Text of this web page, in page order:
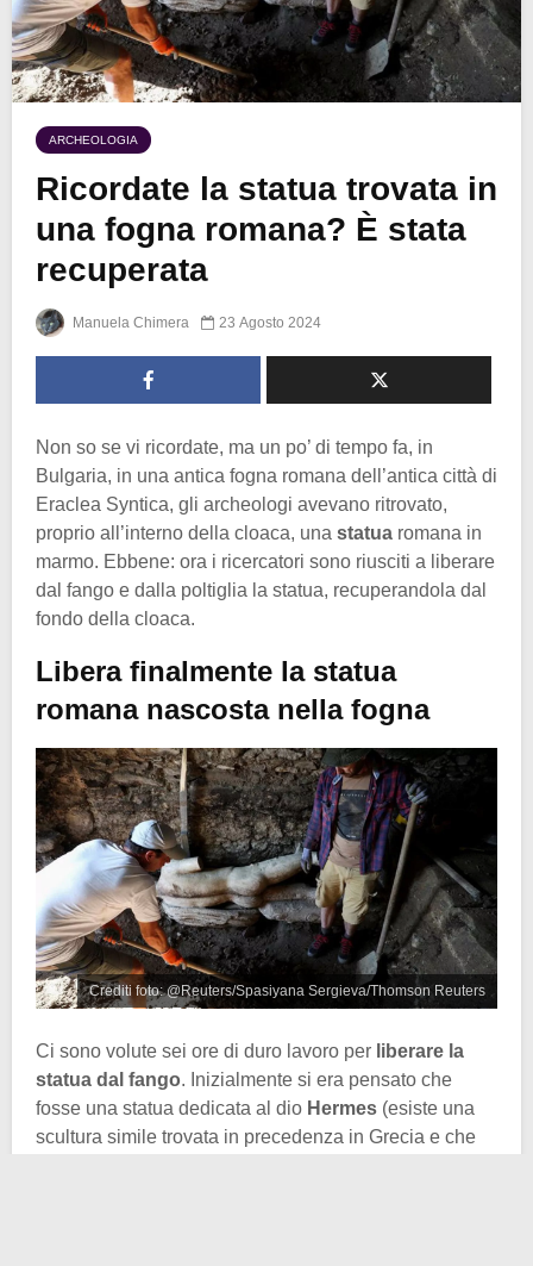
ARCHEOLOGIA
Ricordate la statua trovata in
una fogna romana? È stata
recuperata
Manuela Chimera 23 Agosto 2024
Non so se vi ricordate, ma un po’ di tempo fa, in
Bulgaria, in una antica fogna romana dell’antica città di
Eraclea Syntica, gli archeologi avevano ritrovato,
proprio all’interno della cloaca, una statua romana in
marmo. Ebbene: ora i ricercatori sono riusciti a liberare
dal fango e dalla poltiglia la statua, recuperandola dal
fondo della cloaca.
Libera finalmente la statua
romana nascosta nella fogna
Crediti foto: @Reuters/Spasiyana Sergieva/Thomson Reuters
Ci sono volute sei ore di duro lavoro per liberare la
statua dal fango. Inizialmente si era pensato che
fosse una statua dedicata al dio Hermes (esiste una
scultura simile trovata in precedenza in Grecia e che